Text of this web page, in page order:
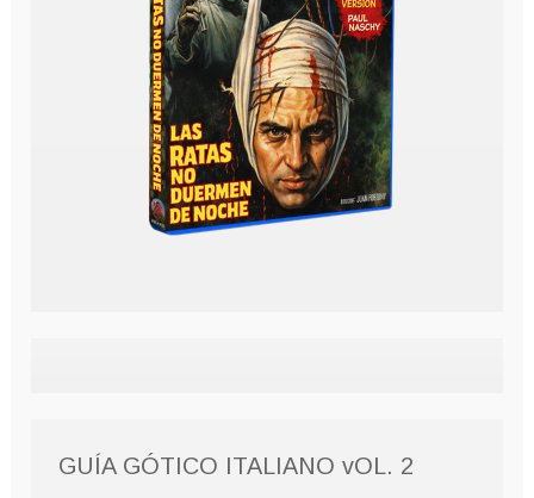
GUÍA GÓTICO ITALIANO vOL. 2